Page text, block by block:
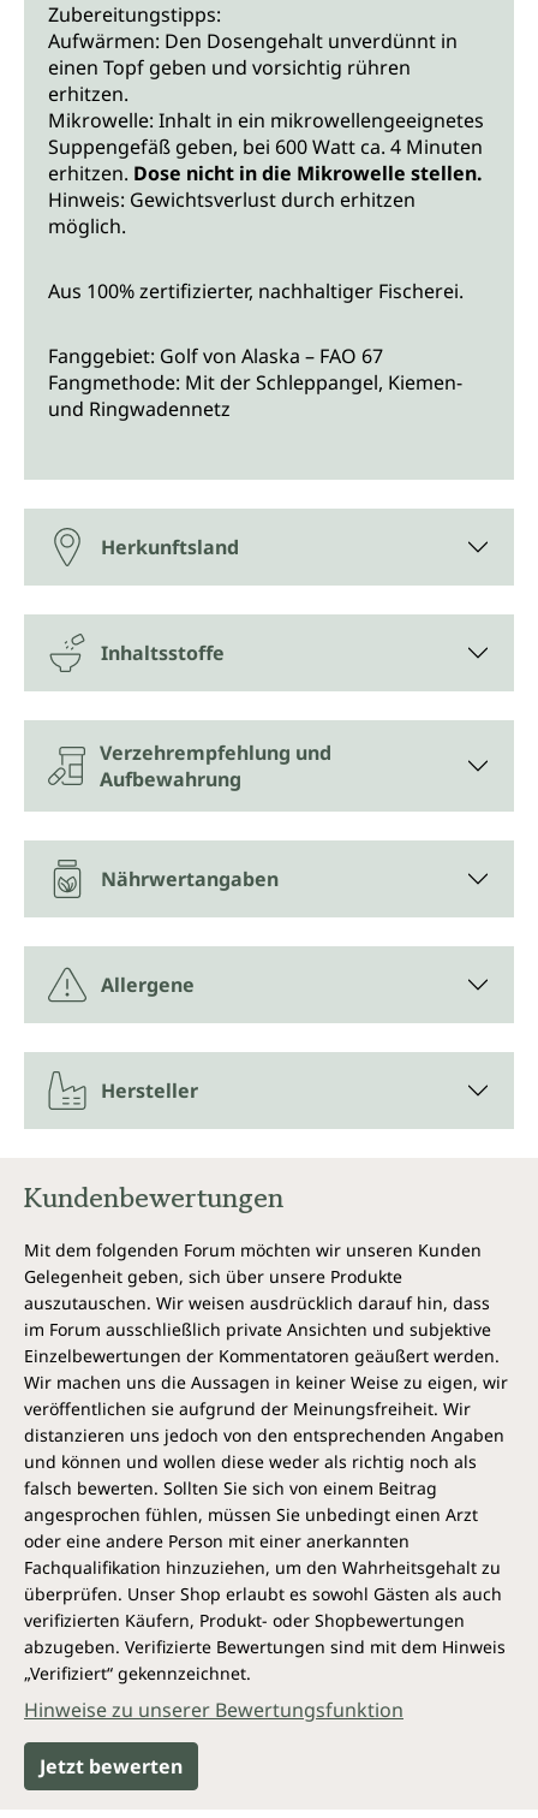
Zubereitungstipps:
Aufwärmen: Den Dosengehalt unverdünnt in
einen Topf geben und vorsichtig rühren
erhitzen.
Mikrowelle: Inhalt in ein mikrowellengeeignetes
Suppengefäß geben, bei 600 Watt ca. 4 Minuten
erhitzen. Dose nicht in die Mikrowelle stellen.
Hinweis: Gewichtsverlust durch erhitzen
möglich.
Aus 100% zertifizierter, nachhaltiger Fischerei.
Fanggebiet: Golf von Alaska – FAO 67
Fangmethode: Mit der Schleppangel, Kiemen-
und Ringwadennetz
Herkunftsland
Inhaltsstoffe
Verzehrempfehlung und
Aufbewahrung
Nährwertangaben
Allergene
Hersteller
Kundenbewertungen
Mit dem folgenden Forum möchten wir unseren Kunden
Gelegenheit geben, sich über unsere Produkte
auszutauschen. Wir weisen ausdrücklich darauf hin, dass
im Forum ausschließlich private Ansichten und subjektive
Einzelbewertungen der Kommentatoren geäußert werden.
Wir machen uns die Aussagen in keiner Weise zu eigen, wir
veröffentlichen sie aufgrund der Meinungsfreiheit. Wir
distanzieren uns jedoch von den entsprechenden Angaben
und können und wollen diese weder als richtig noch als
falsch bewerten. Sollten Sie sich von einem Beitrag
angesprochen fühlen, müssen Sie unbedingt einen Arzt
oder eine andere Person mit einer anerkannten
Fachqualifikation hinzuziehen, um den Wahrheitsgehalt zu
überprüfen. Unser Shop erlaubt es sowohl Gästen als auch
verifizierten Käufern, Produkt- oder Shopbewertungen
abzugeben. Verifizierte Bewertungen sind mit dem Hinweis
„Verifiziert“ gekennzeichnet.
Hinweise zu unserer Bewertungsfunktion
Jetzt bewerten